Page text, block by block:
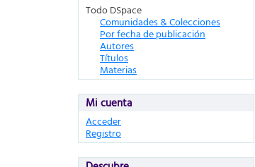
Todo DSpace
Comunidades & Colecciones
Por fecha de publicación
Autores
Títulos
Materias
Mi cuenta
Acceder
Registro